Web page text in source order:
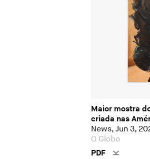
Maior mostra
criada nas
News, Jun 3,
O Globo
PDF